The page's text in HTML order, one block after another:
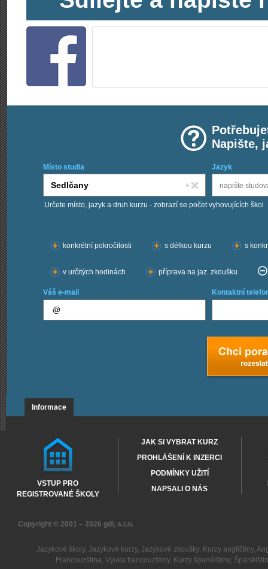
Napište,
Místo studia Jazyk
Určete místo, jazyk a druh kurzu - zobrazí se počet vyhovujících škol
konkrétní pokročilosti
s délkou kurzu s
v určitých hodinách příprava na jaz. zkoušku
Váš e-mail Kontaktní
Informace
VSTUP PRO
REGISTROVANÉ ŠKOLY
JAK SI VYBRAT KURZ
PROHLÁŠENÍ K INZERCI
PODMÍNKY UŽITÍ
NAPSALI O NÁS
Copyright © 2001 – 2026 gdi, s.r.o.
Jazykové školy, Jazykové kurzy, Jazykové zkoušky, Kurzy angličtiny,
Francouzština,Výuka francouzštiny, Kurzy španělštiny,